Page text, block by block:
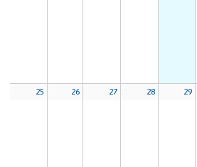
25 26 27 28 29